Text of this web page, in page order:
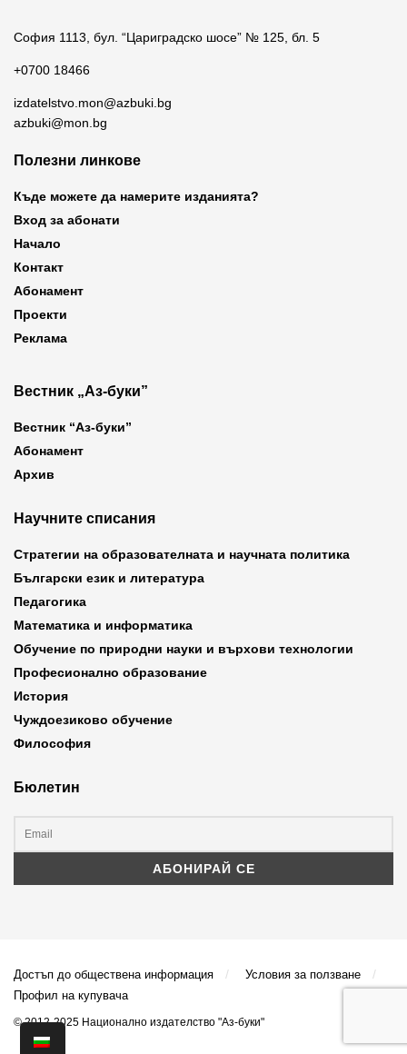
София 1113, бул. “Цариградско шосе” № 125, бл. 5
+0700 18466
izdatelstvo.mon@azbuki.bg
azbuki@mon.bg
Полезни линкове
Къде можете да намерите изданията?
Вход за абонати
Начало
Контакт
Абонамент
Проекти
Реклама
Вестник „Аз-буки”
Вестник “Аз-буки”
Абонамент
Архив
Научните списания
Стратегии на образователната и научната политика
Български език и литература
Педагогика
Математика и информатика
Обучение по природни науки и върхови технологии
Професионално образование
История
Чуждоезиково обучение
Философия
Бюлетин
Достъп до обществена информация
Условия за ползване
Профил на купувача
© 2012-2025 Национално издателство "Аз-буки"